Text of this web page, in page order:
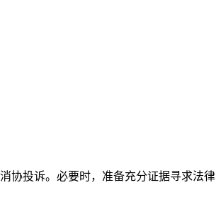
协投诉。必要时，准备充分证据寻求法律